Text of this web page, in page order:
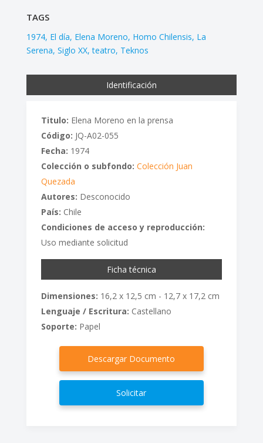
TAGS
1974 El día Elena Moreno Homo Chilensis La
Serena Siglo XX teatro Teknos
Identificación
Titulo: Elena Moreno en la prensa
Código: JQ-A02-055
Fecha: 1974
Colección o subfondo: Colección Juan
Quezada
Autores: Desconocido
País: Chile
Condiciones de acceso y reproducción:
Uso mediante solicitud
Ficha técnica
Dimensiones: 16,2 x 12,5 cm - 12,7 x 17,2 cm
Lenguaje / Escritura: Castellano
Soporte: Papel
Descargar Documento
Solicitar